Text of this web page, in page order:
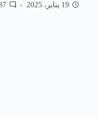
19 يناير، 2025